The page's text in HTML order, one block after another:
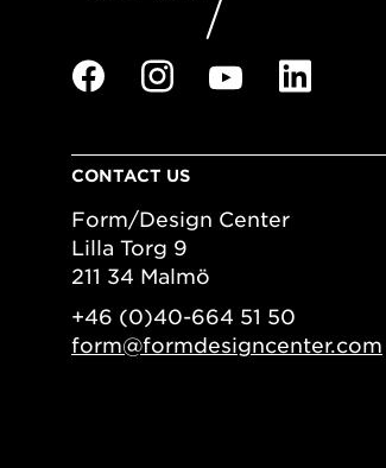
CONTACT US
Form/Design Center
Lilla Torg 9
211 34 Malmö
+46 (0)40-664 51 50
form@formdesigncenter.com